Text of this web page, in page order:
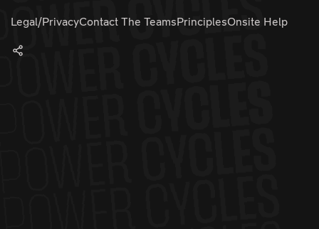
Legal/PrivacyContact The TeamsPrinciplesOnsite Help